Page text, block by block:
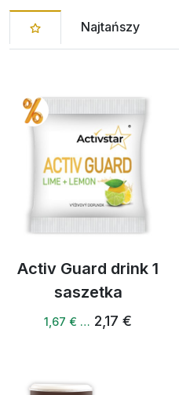
Najtańszy
Activ Guard drink 1
saszetka
1,67 € … 2,17 €